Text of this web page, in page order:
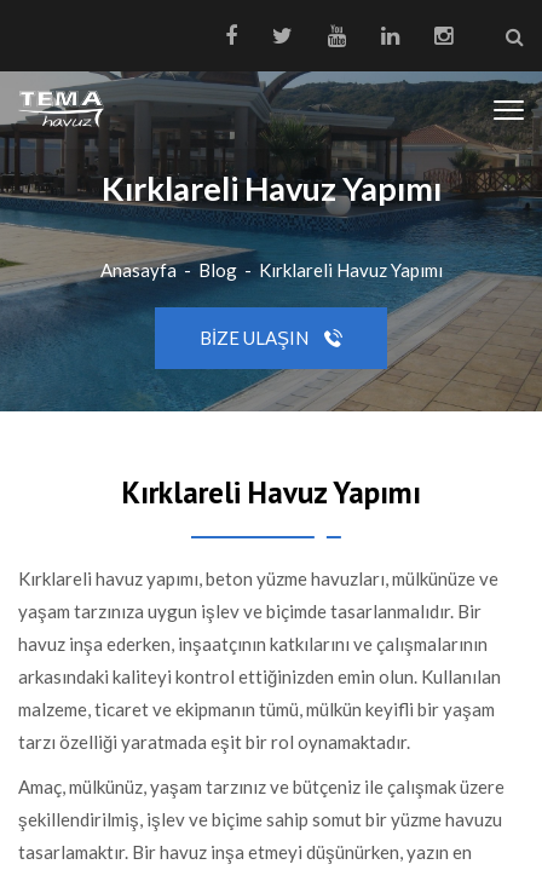
Kırklareli Havuz Yapımı
Anasayfa - Blog - Kırklareli Havuz Yapımı
BIZE ULAŞIN
Kırklareli Havuz Yapımı
Kırklareli havuz yapımı, beton yüzme havuzları, mülkünüze ve
yaşam tarzınıza uygun işlev ve biçimde tasarlanmalıdır. Bir
havuz inşa ederken, inşaatçının katkılarını ve çalışmalarının
arkasındaki kaliteyi kontrol ettiğinizden emin olun. Kullanılan
malzeme, ticaret ve ekipmanın tümü, mülkün keyifli bir yaşam
tarzı özelliği yaratmada eşit bir rol oynamaktadır.
Amaç, mülkünüz, yaşam tarzınız ve bütçeniz ile çalışmak üzere
şekillendirilmiş, işlev ve biçime sahip somut bir yüzme havuzu
tasarlamaktır. Bir havuz inşa etmeyi düşünürken, yazın en